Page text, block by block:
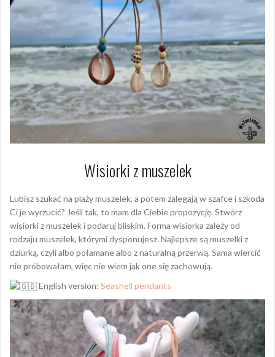
Wisiorki z muszelek
Lubisz szukać na plaży muszelek, a potem zalegają w szafce i szkoda
Ci je wyrzucić? Jeśli tak, to mam dla Ciebie propozycję. Stwórz
wisiorki z muszelek i podaruj bliskim. Forma wisiorka zależy od
rodzaju muszelek, którymi dysponujesz. Najlepsze są muszelki z
dziurką, czyli albo połamane albo z naturalną przerwą. Sama wiercić
nie próbowałam, więc nie wiem jak one się zachowują.
English version: Seashell pendants